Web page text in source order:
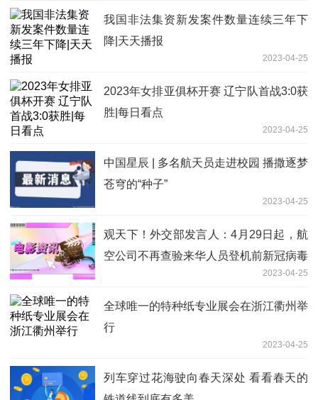
我国非法集资新发案件数量连续三年下
降|天天播报
2023-04-25
2023年女排亚俱杯开赛 辽宁队首战3:0获
胜|每日看点
2023-04-25
中国星辰 | 多名航天员走进校园 播撒逐梦
苍穹的“种子”
2023-04-25
观天下！外交部发言人：4月29日起，航
空公司不再查验来华人员登机前新冠病毒
2023-04-25
全球唯一的特种纸专业展会在浙江衢州举
行
2023-04-25
列车穿过花海驶向春天深处 看看春天的